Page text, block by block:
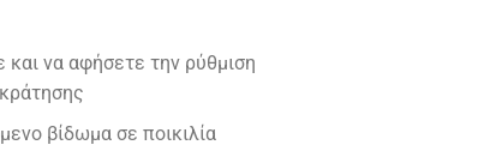
και να αφήσετε την ρύθμιση
βίδωμα σε ποικιλία